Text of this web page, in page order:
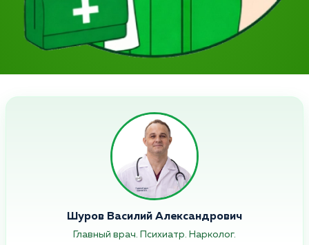
Шуров Василий Александрович
Главный врач. Психиатр. Нарколог.